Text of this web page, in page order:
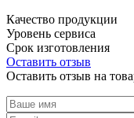
Качество продукции
Уровень сервиса
Срок изготовления
Оставить отзыв
Оставить отзыв на